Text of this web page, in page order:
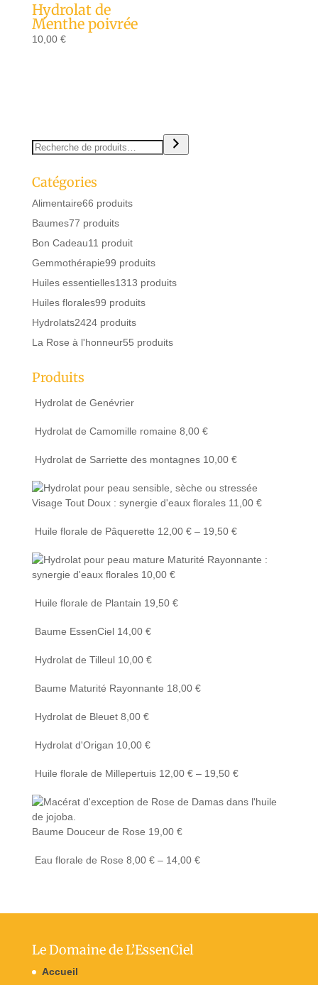
Hydrolat de
Menthe poivrée
10,00 €
Catégories
Alimentaire66 produits
Baumes77 produits
Bon Cadeau11 produit
Gemmothérapie99 produits
Huiles essentielles1313 produits
Huiles florales99 produits
Hydrolats2424 produits
La Rose à l'honneur55 produits
Produits
Hydrolat de Genévrier
Hydrolat de Camomille romaine 8,00 €
Hydrolat de Sarriette des montagnes 10,00 €
Visage Tout Doux : synergie d'eaux florales 11,00 €
Huile florale de Pâquerette 12,00 €– 19,50 €
Maturité Rayonnante :
synergie d'eaux florales 10,00 €
Huile florale de Plantain 19,50 €
Baume EssenCiel 14,00 €
Hydrolat de Tilleul 10,00 €
Baume Maturité Rayonnante 18,00 €
Hydrolat de Bleuet 8,00 €
Hydrolat d'Origan 10,00 €
Huile florale de Millepertuis 12,00 €– 19,50 €
Baume Douceur de Rose 19,00 €
Eau florale de Rose 8,00 €– 14,00 €
Le Domaine de L’EssenCiel
Accueil